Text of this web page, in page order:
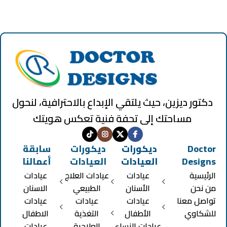
دكتور ديزين، حيث يلتقي الإبداع بالاحترافية، لنحول
مساحتك إلى تحفة فنية تعكس هويتك
Doctor
Designs
الرئيسية
من نحن
تواصل معنا
للشكاوي
ديكورات
العيادات
عيادات
الأسنان
عيادات
الأطفال
ديكورات
العيادات
عيادات العلاج
الطبيعي
عيادات
التغذية
سابقة
أعمالنا
عيادات
الاسنان
عيادات
الاطفال